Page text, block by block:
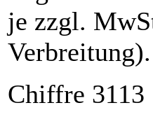
je zzgl.
Verbreitung).
Chiffre 3113